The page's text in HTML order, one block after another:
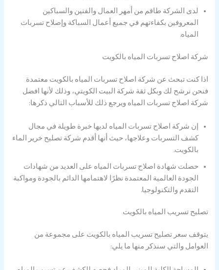
لدى الشركة طاقم من أمهر العمال والفنين والسباكين
المعروفين بكفاءتهم في جميع أعمال السباكة وإصلاح تسربات
المياه.
شركة اصلاح تسربات المياه بالكويت
اذا كنت تبحث عن شركة اصلاح تسربات المياه بالكويت معتمدة
فنحن نرشح لك وبكل ثقة شركة البيت الكويتي، وذلك لأنها افضل
شركة اصلاح تسربات المياه ويرجع ذلك للأسباب التالي ذكرها:
إن شركة اصلاح تسربات المياه لديها خبرة طويلة في مجال
كشف التسربات وعلاجها، حيث أنها أقدم شركة تصليح خرير الماء
بالكويت.
حصلت شهادة اصلاح تسربات المياه على العديد من شهادات
الجودة العالمية المعتمدة نظرًا لاهتمامها الدائم بالجودة ومواكبة
التقدم والتكنولوجيا.
تصليح تسريب المياه بالكويت
يتوقف سعر تصليح تسريب المياه بالكويت على مجموعة من
العوامل والتي سنذكر منها ما يلي: